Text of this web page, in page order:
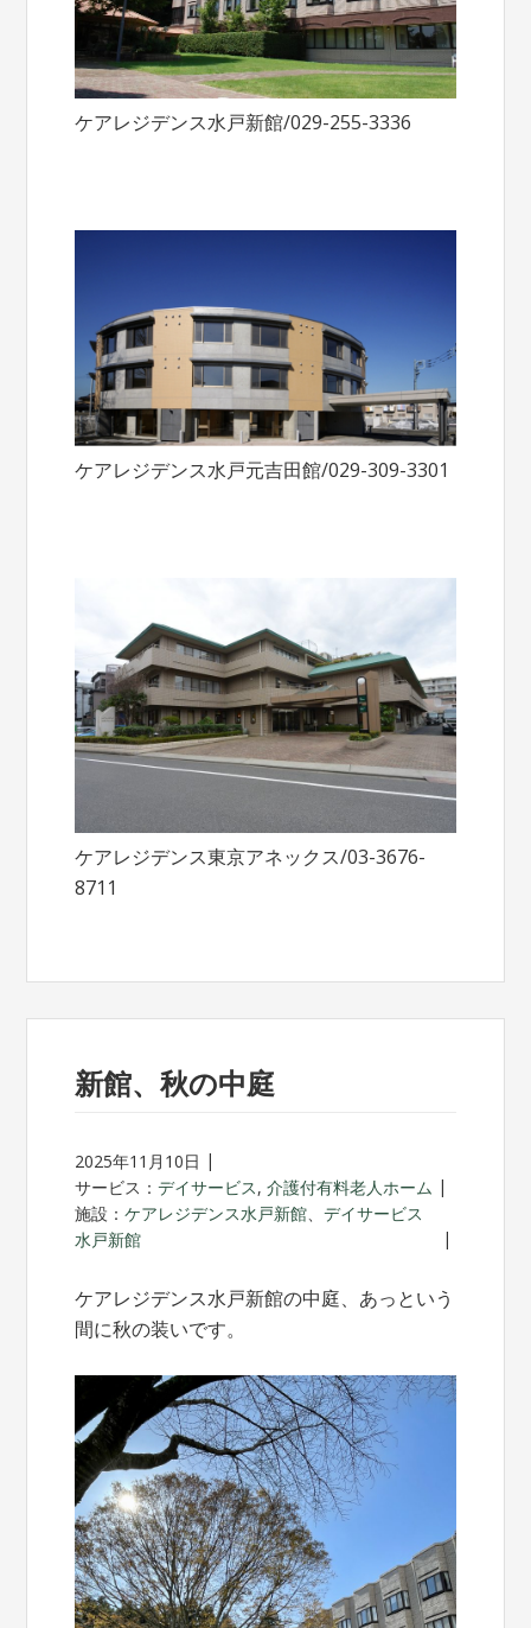
ケアレジデンス水戸新館/029-255-3336
ケアレジデンス水戸元吉田館/029-309-3301
ケアレジデンス東京アネックス/03-3676-
8711
新館、秋の中庭
2025年11月10日
サービス：デイサービス,介護付有料老人ホーム
施設：ケアレジデンス水戸新館、デイサービス
水戸新館
ケアレジデンス水戸新館の中庭、あっという
間に秋の装いです。